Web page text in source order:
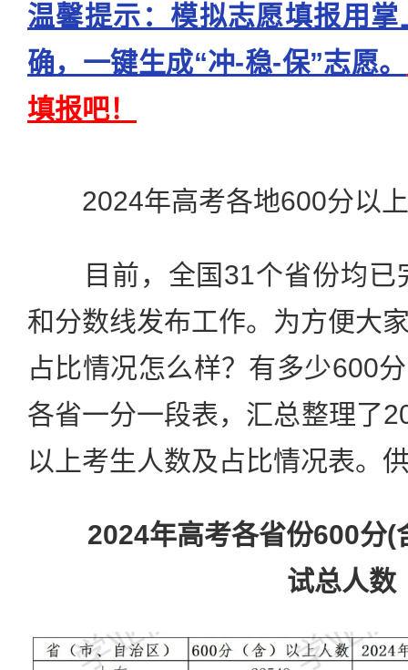
温馨提示：模拟志愿填报用
确，一键生成“冲-稳-保”志愿。
填报吧！
2024年高考各地600分以上
目前，全国31个省份均已
和分数线发布工作。为方便大
占比情况怎么样？有多少600
各省一分一段表，汇总整理了
以上考生人数及占比情况表。
2024年高考各省份600分(
试总人数